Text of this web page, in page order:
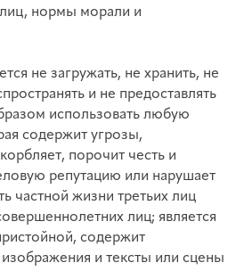
нормы морали и
не загружать, не хранить, не
и не предоставлять
использовать любую
содержит угрозы,
порочит честь и
репутацию или нарушает
частной жизни третьих лиц
лиц; является
содержит
и тексты или сцены